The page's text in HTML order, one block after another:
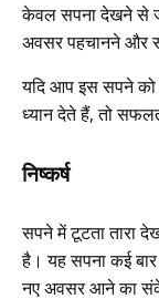
केवल सपना देखने से
अवसर पहचानने और
यदि आप इस सपने को
ध्यान देते हैं, तो
निष्कर्ष
सपने में टूटता तारा
है। यह सपना कई
नए अवसर आने का